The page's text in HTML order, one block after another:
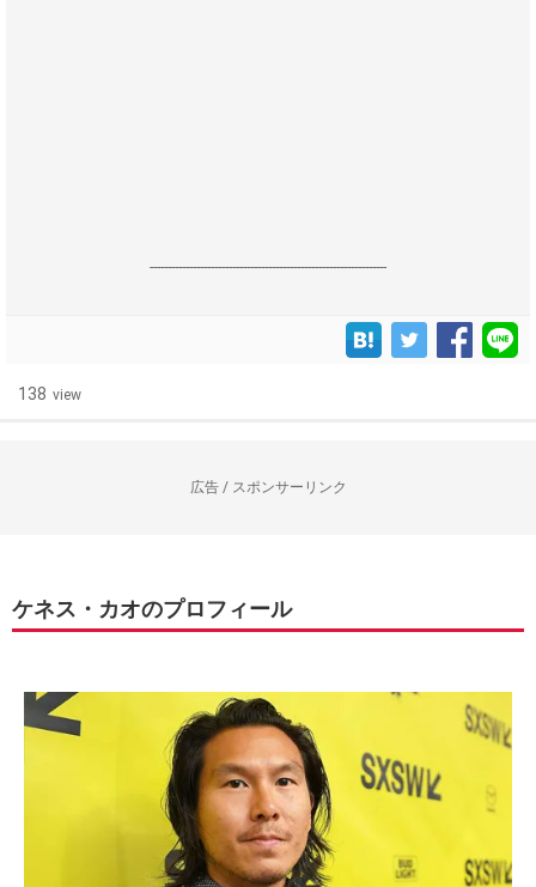
------------------------------------------------------------------
138 view
広告 / スポンサーリンク
ケネス・カオのプロフィール